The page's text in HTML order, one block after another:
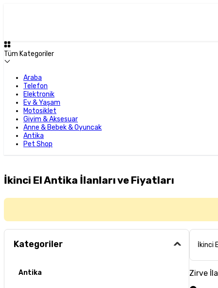
Tüm Kategoriler
Araba
Telefon
Elektronik
Ev & Yaşam
Motosiklet
Giyim & Aksesuar
Anne & Bebek & Oyuncak
Antika
Pet Shop
İkinci El Antika İlanları ve Fiyatları
Kategoriler
Antika
İkinci
Zirve